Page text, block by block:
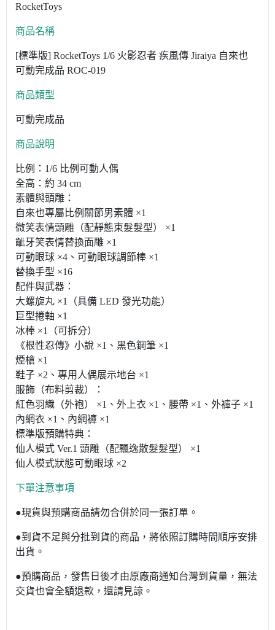
RocketToys
商品名稱
[標準版] RocketToys 1/6 火影忍者 疾風傳 Jiraiya 自來也
可動完成品 ROC-019
商品類型
可動完成品
商品說明
比例：1/6 比例可動人偶
全高：約 34 cm
素體與頭雕：
自來也專屬比例關節男素體 ×1
微笑表情頭雕（配靜態束髮髮型） ×1
齜牙笑表情替換面雕 ×1
可動眼球 ×4、可動眼球調節棒 ×1
替換手型 ×16
配件與武器：
大螺旋丸 ×1（具備 LED 發光功能）
巨型捲軸 ×1
冰棒 ×1（可拆分）
《根性忍傳》小說 ×1、黑色鋼筆 ×1
煙槍 ×1
鞋子 ×2、專用人偶展示地台 ×1
服飾（布料剪裁）：
紅色羽織（外袍） ×1、外上衣 ×1、腰帶 ×1、外褲子 ×1
內網衣 ×1、內網褲 ×1
標準版預購特典：
仙人模式 Ver.1 頭雕（配飄逸散髮髮型） ×1
仙人模式狀態可動眼球 ×2
下單注意事項
●現貨與預購商品請勿合併於同一張訂單。
●到貨不足與分批到貨的商品，將依照訂購時間順序安排
出貨。
●預購商品，發售日後才由原廠商通知台灣到貨量，無法
交貨也會全額退款，還請見諒。